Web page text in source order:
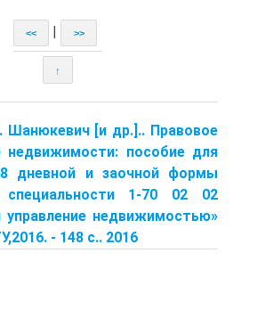
<< >>
↑
Шанюкевич [и др.].. Правовое
недвижимости: пособие для
дневной и заочной формы
1-70 02 02
управление недвижимостью»
- 148 с.. 2016